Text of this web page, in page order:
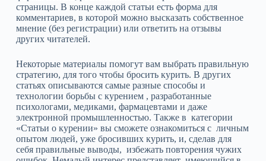
страницы. В конце каждой статьи есть форма для
комментариев, в которой можно высказать собственное
мнение (без регистрации) или ответить на отзывы
других читателей.
Некоторые материалы помогут вам выбрать правильную
стратегию, для того чтобы бросить курить. В других
статьях описываются самые разные способы и
технологии борьбы с курением , разработанные
психологами, медиками, фармацевтами и даже
электронной промышленностью. Также в категории
«Статьи о курении» вы сможете ознакомиться с личным
опытом людей, уже бросивших курить, и, сделав для
себя правильные выводы, избежать повторения чужих